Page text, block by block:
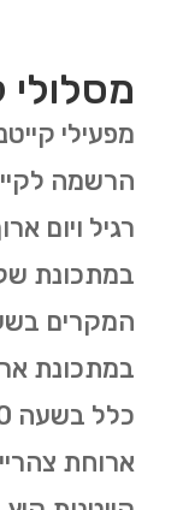
מסלולי
מפעילי
הרשמה
רגיל ויום
במתכונת
במתכונת
ארוחת